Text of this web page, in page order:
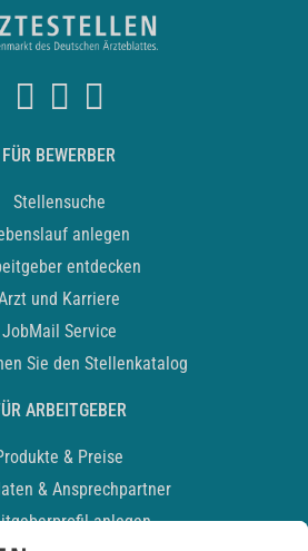
FÜR BEWERBER
Stellensuche
anlegen
entdecken
und Karriere
JobMail Service
Sie den Stellenkatalog
ARBEITGEBER
& Preise
& Ansprechpartner
anlegen